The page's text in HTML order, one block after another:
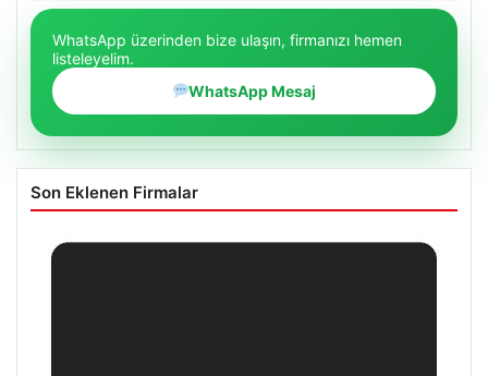
WhatsApp üzerinden bize ulaşın, firmanızı hemen
listeleyelim.
WhatsApp Mesaj
Son Eklenen Firmalar